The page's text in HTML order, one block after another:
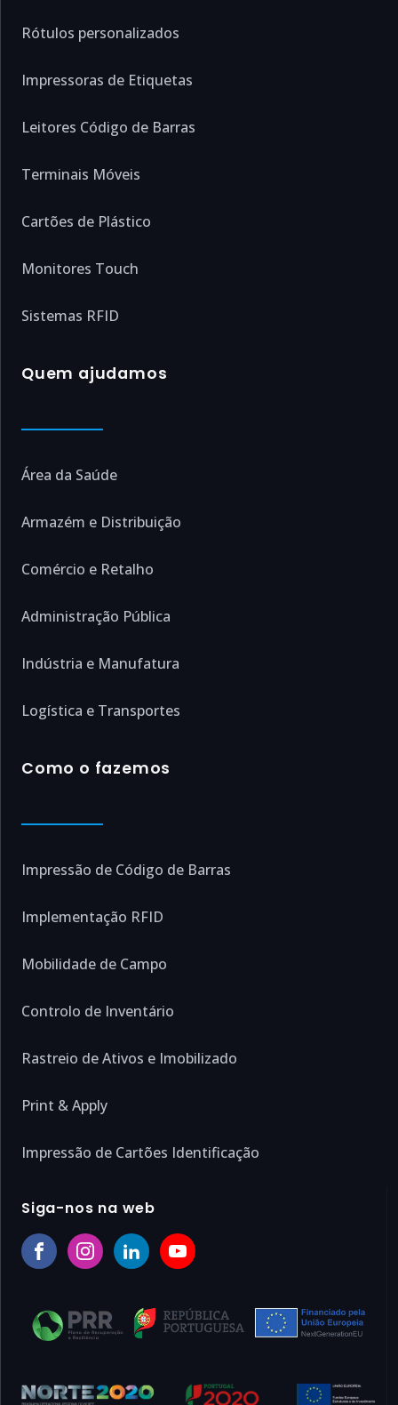
Rótulos personalizados
Impressoras de Etiquetas
Leitores Código de Barras
Terminais Móveis
Cartões de Plástico
Monitores Touch
Sistemas RFID
Quem ajudamos
Área da Saúde
Armazém e Distribuição
Comércio e Retalho
Administração Pública
Indústria e Manufatura
Logística e Transportes
Como o fazemos
Impressão de Código de Barras
Implementação RFID
Mobilidade de Campo
Controlo de Inventário
Rastreio de Ativos e Imobilizado
Print & Apply
Impressão de Cartões Identificação
Siga-nos na web